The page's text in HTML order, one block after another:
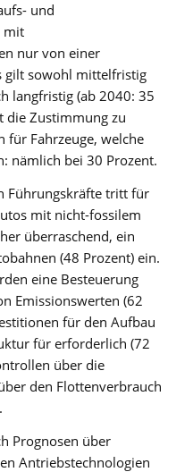
und
mit
nur von einer
gilt sowohl mittelfristig
langfristig (ab 2040: 35
die Zustimmung zu
für Fahrzeuge, welche
nämlich bei 30 Prozent.
Führungskräfte tritt für
mit nicht-fossilem
überraschend, ein
(48 Prozent) ein.
eine Besteuerung
Emissionswerten (62
für den Aufbau
für erforderlich (72
über die
den Flottenverbrauch
Prognosen über
Antriebstechnologien